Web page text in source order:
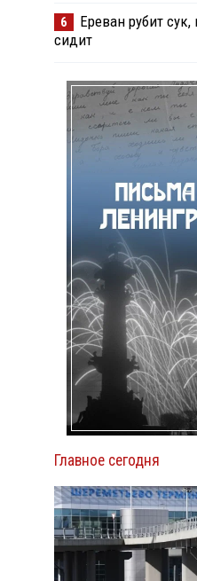
6
Ереван рубит
сидит
Главное сегодня